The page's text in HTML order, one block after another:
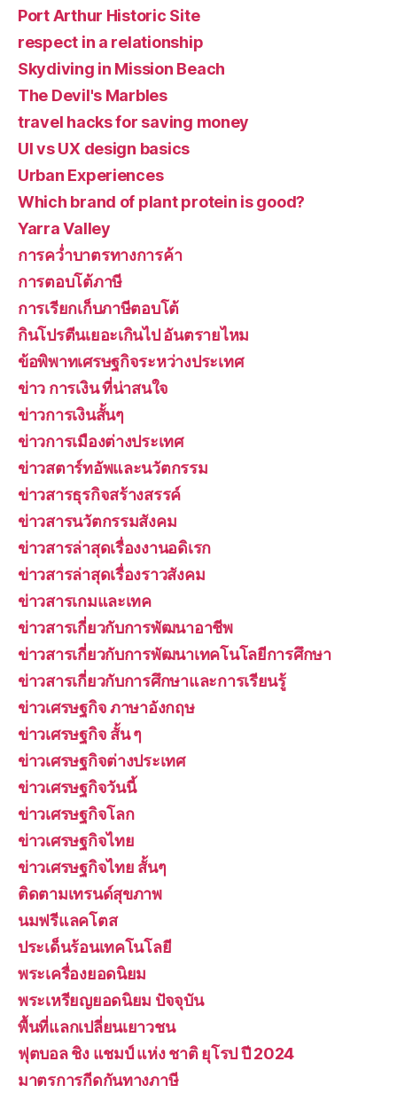
Port Arthur Historic Site
respect in a relationship
Skydiving in Mission Beach
The Devil's Marbles
travel hacks for saving money
UI vs UX design basics
Urban Experiences
Which brand of plant protein is good?
Yarra Valley
การคว่ำบาตรทางการค้า
การตอบโต้ภาษี
การเรียกเก็บภาษีตอบโต้
กินโปรตีนเยอะเกินไป อันตรายไหม
ข้อพิพาทเศรษฐกิจระหว่างประเทศ
ข่าว การเงิน ที่น่าสนใจ
ข่าวการเงินสั้นๆ
ข่าวการเมืองต่างประเทศ
ข่าวสตาร์ทอัพและนวัตกรรม
ข่าวสารธุรกิจสร้างสรรค์
ข่าวสารนวัตกรรมสังคม
ข่าวสารล่าสุดเรื่องงานอดิเรก
ข่าวสารล่าสุดเรื่องราวสังคม
ข่าวสารเกมและเทค
ข่าวสารเกี่ยวกับการพัฒนาอาชีพ
ข่าวสารเกี่ยวกับการพัฒนาเทคโนโลยีการศึกษา
ข่าวสารเกี่ยวกับการศึกษาและการเรียนรู้
ข่าวเศรษฐกิจ ภาษาอังกฤษ
ข่าวเศรษฐกิจ สั้น ๆ
ข่าวเศรษฐกิจต่างประเทศ
ข่าวเศรษฐกิจวันนี้
ข่าวเศรษฐกิจโลก
ข่าวเศรษฐกิจไทย
ข่าวเศรษฐกิจไทย สั้นๆ
ติดตามเทรนด์สุขภาพ
นมฟรีแลคโตส
ประเด็นร้อนเทคโนโลยี
พระเครื่องยอดนิยม
พระเหรียญยอดนิยม ปัจจุบัน
พื้นที่แลกเปลี่ยนเยาวชน
ฟุตบอล ชิง แชมป์ แห่ง ชาติ ยุโรป ปี 2024
มาตรการกีดกันทางภาษี